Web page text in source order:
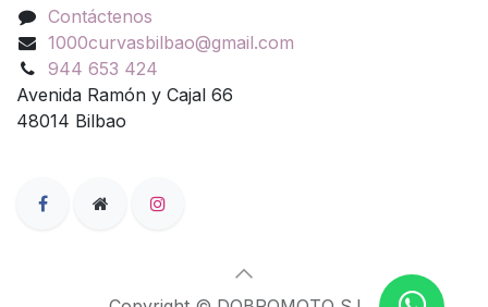
Contáctenos
1000curvasbilbao@gmail.com
944 653 424
Avenida Ramón y Cajal 66
48014 Bilbao